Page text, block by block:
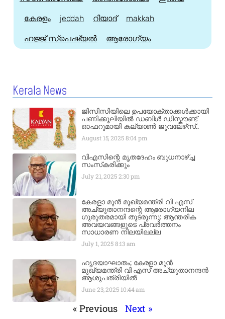
കേരളം jeddah റിയാദ് makkah
ഹജ്ജ്‌ സ്പെഷ്യൽ ആരോഗ്യം
Kerala News
ജിസിസിയിലെ ഉപയോക്താക്കൾക്കായി
പണിക്കൂലിയിൽ ഡബിൾ ഡിസ്കൗണ്ട്
ഓഫറുമായി കല്യാൺ ജൂവലേഴ്‌സ്..
August 15, 20258:04 pm
വിഎസിന്റെ മൃതദേഹം ബുധനാഴ്ച്ച
സംസ്‌കരിക്കും
July 21, 20252:30 pm
കേരളാ മുൻ മുഖ്യമന്ത്രി വി എസ്
അച്യുതാനന്ദന്റെ ആരോഗ്യനില
ഗുരുതരമായി തുടരുന്നു: ആന്തരിക
അവയവങ്ങളുടെ പ്രവർത്തനം
സാധാരണ നിലയിലല്ല
July 1, 20258:13 am
ഹൃദയാഘാതം; കേരളാ മുൻ
മുഖ്യമന്ത്രി വി എസ് അച്യുതാനന്ദൻ
ആശുപത്രിയിൽ
June 23, 2025 10:44 am
« Previous Next »